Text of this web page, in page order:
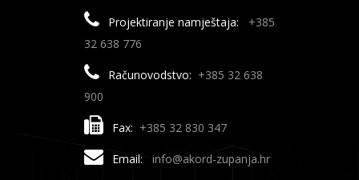
Projektiranje namještaja:
+385
32 638 776
Računovodstvo: +385 32 638
900
Fax: +385 32 830 347
Email: info@akord-zupanja.hr